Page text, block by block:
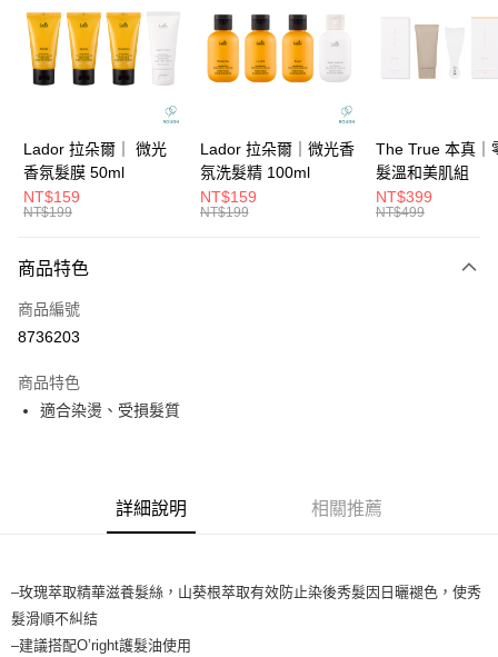
3 期 0 利率 每期NT$199
合作金庫商業銀行
第一商業銀行
華南商業銀行
彰化商業銀行
兆豐國際商業銀行
臺灣中小企業銀行
台中商業銀行
匯豐（台灣）商業銀行
華泰商業銀行
聯邦商業銀行
元大商業銀行
台灣樂天信用卡公司
6 期 0 利率 每期 NT$99 21家銀行
合作金庫商業銀行
第一商業銀行
台北富邦商業銀行
國泰世華商業銀行
兆豐國際商業銀行
臺灣中小企業銀行
台中商業銀行
匯豐（台灣）商業銀行
聯邦商業銀行
玉山商業銀行
台灣樂天信用卡公司
超商取貨付款
Apple Pay
街口支付
相關說明
【大哥付你分期使用說明】
2.付款方式選擇「大哥付你分期」，訂單成立後會自動跳轉到大哥付的交易
流程，驗證手機門號後，選擇欲分期的期數、繳款截止日，確認付款後即完
成交易。
法說明評估內容。
【繳款方式說明】
2.透過簡訊連結打開帳單後，可選擇「超商條碼／台灣大直營門市／銀行轉
帳／街口支付／iPASS MONEY」等通路繳費。
【注意事項】
運送方式
付款後全家取貨
7-11取貨付款
每筆NT$65，滿NT$1,699(含以上)免運費
Lador 拉朵爾｜ 微光
香氛髮膜 50ml
NT$159
NT$199
Lador 拉朵爾｜微光香
氛洗髮精 100ml
NT$159
NT$199
The True 本真｜
髮溫和美肌組
NT$399
NT$499
商品特色
商品編號
8736203
商品特色
適合染燙、受損髮質
詳細說明 相關推薦
–玫瑰萃取精華滋養髮絲，山葵根萃取有效防止染後秀髮因日曬褪色，使秀
髮滑順不糾結
–建議搭配O’right護髮油使用